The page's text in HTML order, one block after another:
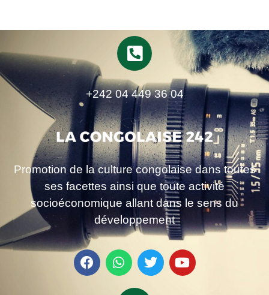
+242 04 449 36 04
Promotion de la culture congolaise dans toutes
ses facettes ainsi que toute activité
socioéconomique allant dans le sens du
développement